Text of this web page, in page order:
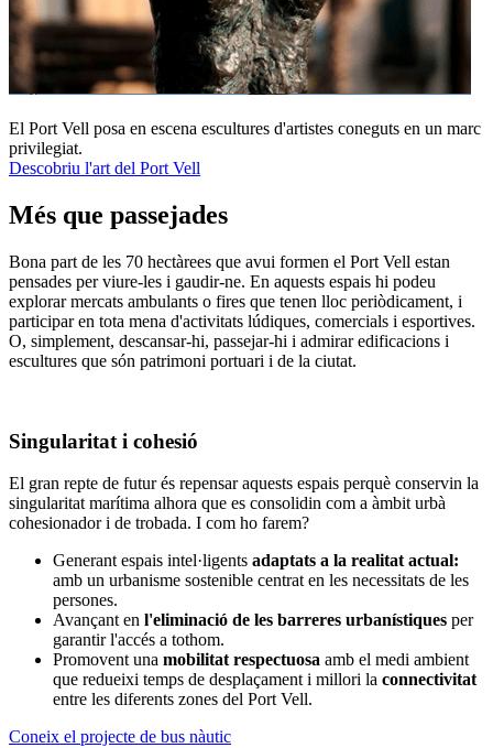
El Port Vell posa en escena escultures d'artistes coneguts en un marc
privilegiat.
Descobriu l'art del Port Vell
Més que passejades
Bona part de les 70 hectàrees que avui formen el Port Vell estan
pensades per viure-les i gaudir-ne. En aquests espais hi podeu
explorar mercats ambulants o fires que tenen lloc periòdicament, i
participar en tota mena d'activitats lúdiques, comercials i esportives.
O, simplement, descansar-hi, passejar-hi i admirar edificacions i
escultures que són patrimoni portuari i de la ciutat.
Singularitat i cohesió
El gran repte de futur és repensar aquests espais perquè conservin la
singularitat marítima alhora que es consolidin com a àmbit urbà
cohesionador i de trobada. I com ho farem?
Generant espais intel·ligents adaptats a la realitat actual:
amb un urbanisme sostenible centrat en les necessitats de les
persones.
Avançant en l'eliminació de les barreres urbanístiques per
garantir l'accés a tothom.
Promovent una mobilitat respectuosa amb el medi ambient
que redueixi temps de desplaçament i millori la connectivitat
entre les diferents zones del Port Vell.
Coneix el projecte de bus nàutic